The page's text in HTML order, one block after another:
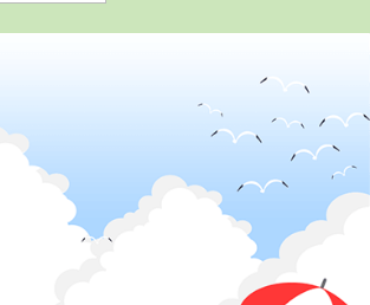
三重県
三重県南部自動
車学校
愛知県
西尾自動車学校
詳 細